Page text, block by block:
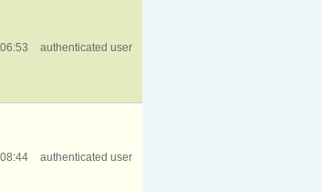
authenticated user
authenticated user